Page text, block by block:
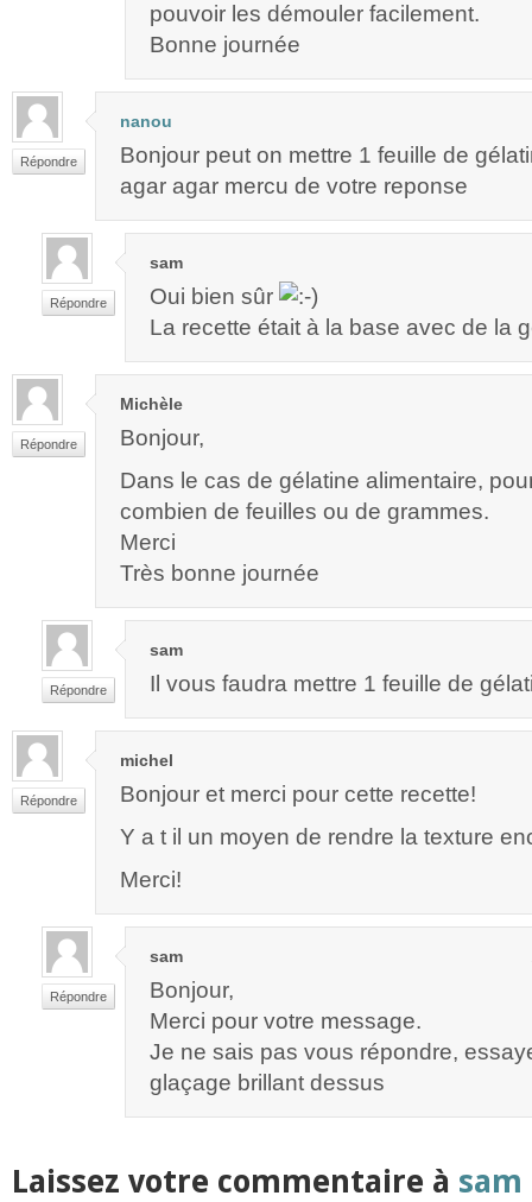
pouvoir les démouler facilement.
Bonne journée
Répondre
nanou
Bonjour peut on mettre 1 feuille de
agar agar mercu de votre reponse
Répondre
sam
Oui bien sûr
La recette était à la base avec de la
Répondre
Michèle
Bonjour,
Dans le cas de gélatine alimentaire,
combien de feuilles ou de grammes.
Merci
Très bonne journée
Répondre
sam
Il vous faudra mettre 1 feuille de
Répondre
michel
Bonjour et merci pour cette recette!
Y a t il un moyen de rendre la texture
Merci!
Répondre
sam
Bonjour,
Merci pour votre message.
Je ne sais pas vous répondre,
glaçage brillant dessus
Laissez votre commentaire à sam